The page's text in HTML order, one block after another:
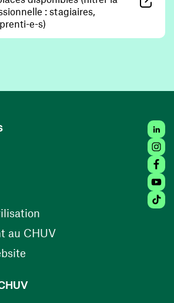
: stagiaires,
e-s)
in a new window)
(opens in a new window)
au CHUV(opens in a new